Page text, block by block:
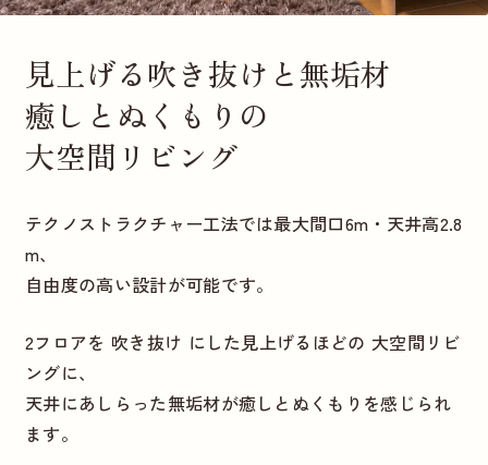
見上げる吹き抜けと無垢材
癒しとぬくもりの
大空間リビング
テクノストラクチャー工法では最大間口6m・天井高2.8
m、
自由度の高い設計が可能です。
2フロアを 吹き抜け にした見上げるほどの 大空間リビ
ングに、
天井にあしらった無垢材が癒しとぬくもりを感じられ
ます。